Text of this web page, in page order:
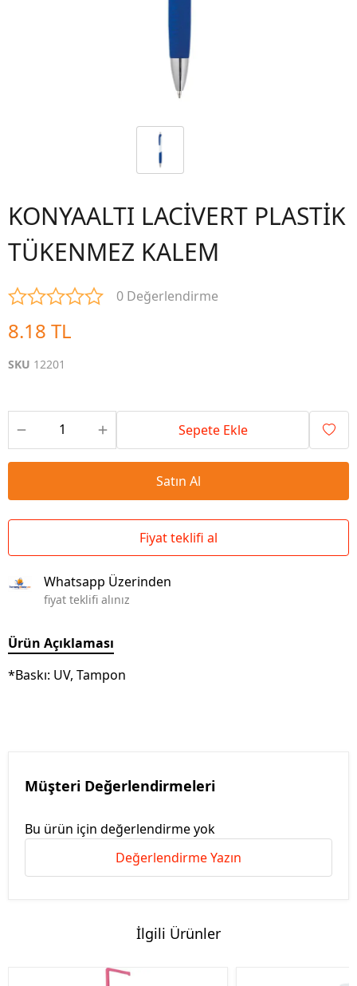
KONYAALTI LACİVERT PLASTİK
TÜKENMEZ KALEM
0 Değerlendirme
8.18 TL
SKU 12201
Sepete Ekle
Satın Al
Fiyat teklifi al
Whatsapp Üzerinden
fiyat teklifi alınız
Ürün Açıklaması
*Baskı: UV, Tampon
Müşteri Değerlendirmeleri
Bu ürün için değerlendirme yok
Değerlendirme Yazın
İlgili Ürünler